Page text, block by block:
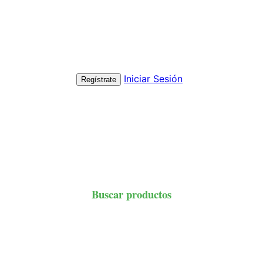
Regístrate Iniciar Sesión
Buscar productos